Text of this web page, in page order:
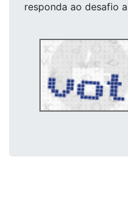
responda ao desafio